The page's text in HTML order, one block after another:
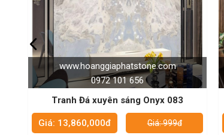
. Tranh đá tự nhiên đối xứng 4 phía
Kiểu tranh này được ghép từ 4 tấm tranh đá,
cầu cao về độ sang trọng như phòng khách hay
hội nghị… Vẻ đẹp của chúng được mô tả là thu
4. Phân loại tranh đá tự nhiên
4.1.Tranh đá Onyx tự nhiên
xuyên sáng cực tốt mà không loại đá nào có
đèn phía sau tấm đá ốp, để tạo nên những tác
www.hoanggiaphatstone.com
0972 101 656
Tranh Đá xuyên sáng Onyx 091
Giá: 13,860,000đ Giá: 999đ